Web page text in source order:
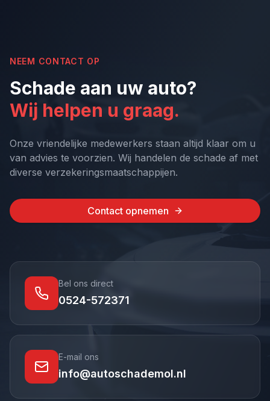
NEEM CONTACT OP
Schade aan uw auto?
Wij helpen u graag.
Onze vriendelijke medewerkers staan altijd klaar om u
van advies te voorzien. Wij handelen de schade af met
diverse verzekeringsmaatschappijen.
Contact opnemen
Bel ons direct
0524-572371
E-mail ons
info@autoschademol.nl